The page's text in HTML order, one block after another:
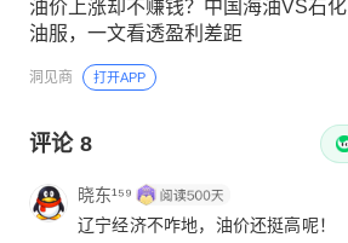
油价上涨却不赚钱？中国海油VS石化
油服，一文看透盈利差距
洞见商 打开APP
评论 8
晓东¹⁵⁹
辽宁经济不咋地，油价还挺高呢！